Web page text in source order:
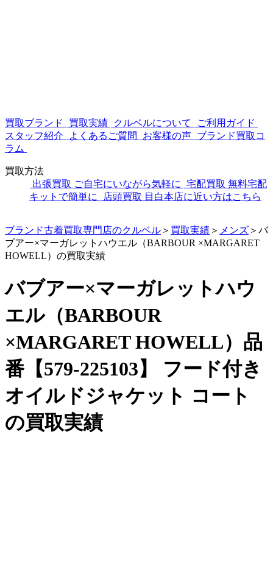
買取ブランド 買取実績 クルベルについて
ご利用ガイド
スタッフ紹介
よくあるご質問 お客様の声 ブランド買取コ
ラム
買取方法
出張買取 ご自宅にいながら気軽に 宅配買取 無料宅配
キットで簡単に
店頭買取 目白本店に近い方はこちら
ブランド古着買取専門店のクルベル ＞ 買取実績 ＞ メンズ ＞ バ
ブアー×マーガレットハウエル（BARBOUR ×MARGARET
HOWELL）の買取実績
バブアー×マーガレットハウ
エル（BARBOUR
×MARGARET HOWELL）品
番【579-225103】 フード付き
オイルドジャケット コート
の買取実績